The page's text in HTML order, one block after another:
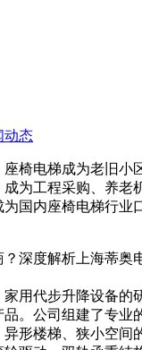
动态
椅电梯成为老旧
为工程采购、养
国内座椅电梯行
用代步升降设备
。公司组建了专
形楼梯、狭小空间